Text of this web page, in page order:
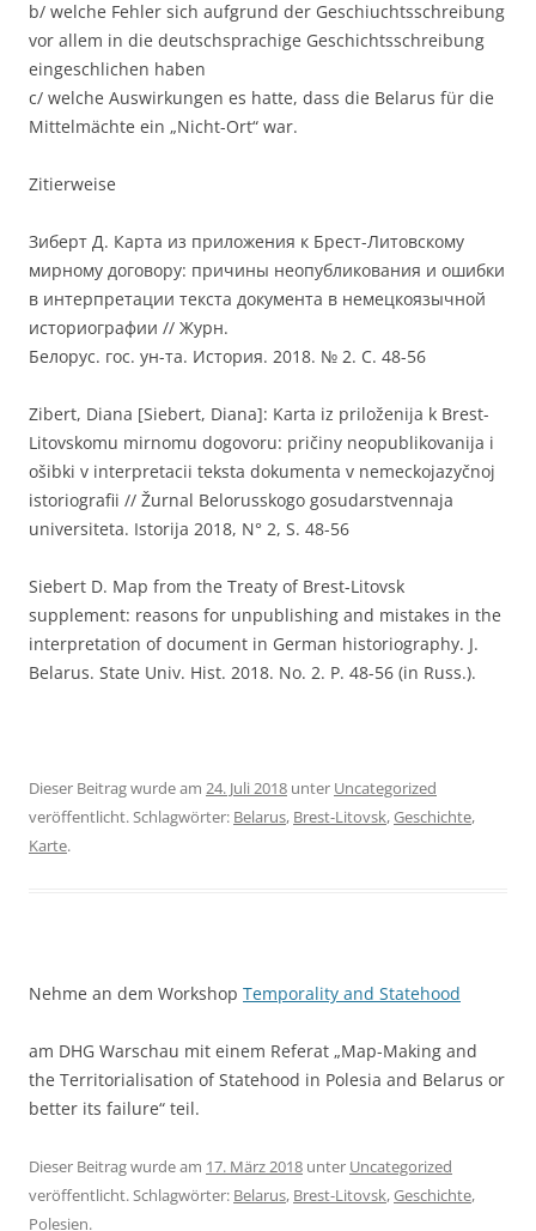
b/ welche Fehler sich aufgrund der Geschiuchtsschreibung
vor allem in die deutschsprachige Geschichtsschreibung
eingeschlichen haben
c/ welche Auswirkungen es hatte, dass die Belarus für die
Mittelmächte ein „Nicht-Ort“ war.
Zitierweise
Зиберт Д. Карта из приложения к Брест-Литовскому
мирному договору: причины неопубликования и ошибки
в интерпретации текста документа в немецкоязычной
историографии // Журн.
Белорус. гос. ун-та. История. 2018. № 2. C. 48-56
Zibert, Diana [Siebert, Diana]: Karta iz priloženija k Brest-
Litovskomu mirnomu dogovoru: pričiny neopublikovanija i
ošibki v interpretacii teksta dokumenta v nemeckojazyčnoj
istoriografii // Žurnal Belorusskogo gosudarstvennaja
universiteta. Istorija 2018, N° 2, S. 48-56
Siebert D. Map from the Treaty of Brest-Litovsk
supplement: reasons for unpublishing and mistakes in the
interpretation of document in German historiography. J.
Belarus. State Univ. Hist. 2018. No. 2. P. 48-56 (in Russ.).
Dieser Beitrag wurde am 24. Juli 2018 unter Uncategorized
veröffentlicht. Schlagwörter: Belarus, Brest-Litovsk,Geschichte,
Karte.
Nehme an dem Workshop Temporality and Statehood
am DHG Warschau mit einem Referat „Map-Making and
the Territorialisation of Statehood in Polesia and Belarus or
better its failure“ teil.
Dieser Beitrag wurde am 17. März 2018 unter Uncategorized
veröffentlicht. Schlagwörter: Belarus, Brest-Litovsk,Geschichte,
Polesien.